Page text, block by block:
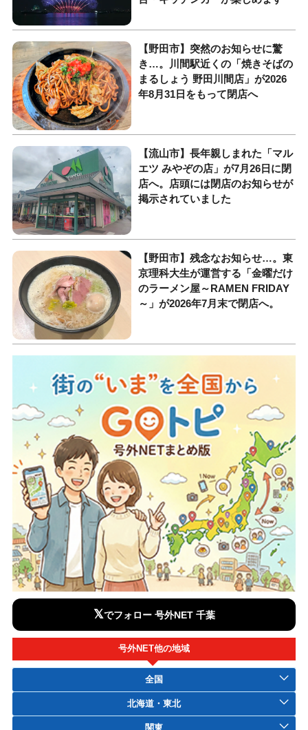
【野田市】突然のお知らせに驚
き…。川間駅近くの「焼きそばの
まるしょう 野田川間店」が2026
年8月31日をもって閉店へ
【流山市】長年親しまれた「マル
エツ みやぞの店」が7月26日に閉
店へ。店頭には閉店のお知らせが
掲示されていました
【野田市】残念なお知らせ…。東
京理科大生が運営する「金曜だけ
のラーメン屋～RAMEN FRIDAY
～」が2026年7月末で閉店へ。
𝕏でフォロー 号外NET 千葉
号外NET他の地域
全国
北海道・東北
関東